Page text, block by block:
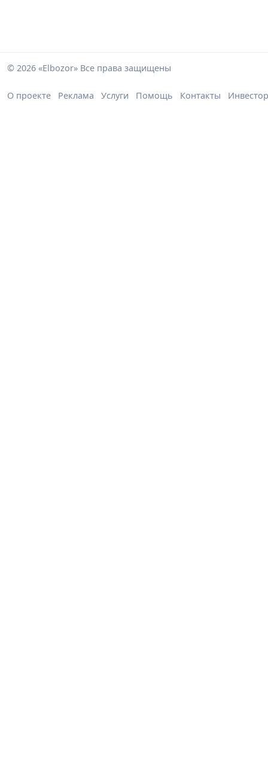
© 2026 «Elbozor» Все права защищены
О проекте Реклама Услуги Помощь Контакты